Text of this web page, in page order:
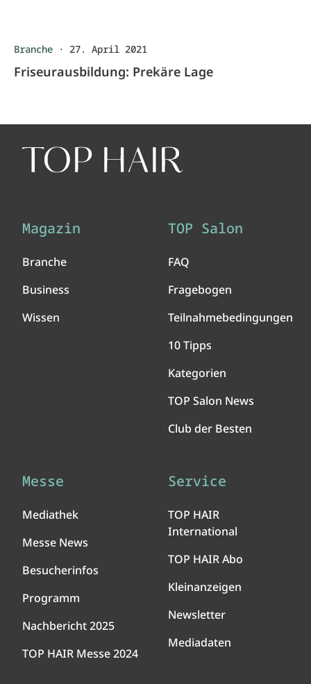
Branche · 27. April 2021
Friseurausbildung: Prekäre Lage
Magazin
Branche
Business
Wissen
TOP Salon
FAQ
Fragebogen
Teilnahmebedingungen
10 Tipps
Kategorien
TOP Salon News
Club der Besten
Messe
Mediathek
Messe News
Besucherinfos
Programm
Nachbericht 2025
TOP HAIR Messe 2024
Service
TOP HAIR
International
TOP HAIR Abo
Kleinanzeigen
Newsletter
Mediadaten